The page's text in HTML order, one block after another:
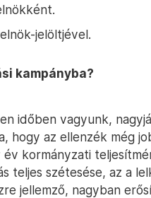
jelöltjével.
kampányba?
időben vagyunk,
hogy az ellenzék még
kormányzati
teljes szétesése, az a
jellemző, nagyban